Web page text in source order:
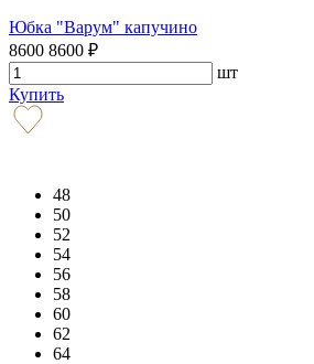
Юбка "Варум" капучино
8600 8600 ₽
шт
Купить
48
50
52
54
56
58
60
62
64